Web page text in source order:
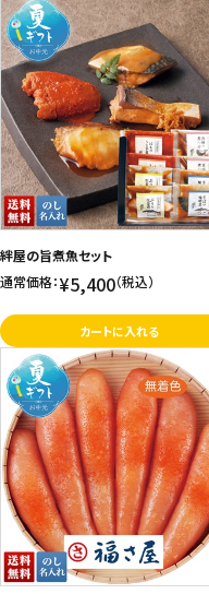
絆屋の旨煮魚セット
通常価格：¥5,400（税込）
カートに入れる